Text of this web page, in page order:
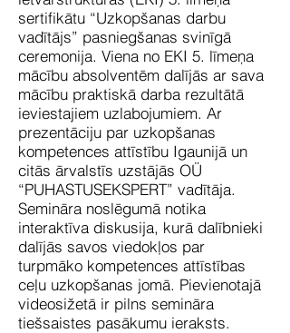
sertifikātu “Uzkopšanas darbu
vadītājs” pasniegšanas svinīgā
ceremonija. Viena no EKI 5. līmeņa
mācību absolventēm dalījās ar sava
mācību praktiskā darba rezultātā
ieviestajiem uzlabojumiem. Ar
prezentāciju par uzkopšanas
kompetences attīstību Igaunijā un
citās ārvalstīs uzstājās OÜ
“PUHASTUSEKSPERT” vadītāja.
Semināra noslēgumā notika
interaktīva diskusija, kurā dalībnieki
dalījās savos viedokļos par
turpmāko kompetences attīstības
ceļu uzkopšanas jomā. Pievienotajā
videosižetā ir pilns semināra
tiešsaistes pasākumu ieraksts.